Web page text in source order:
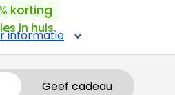
korting
informatie
in huis.
Geef cadeau